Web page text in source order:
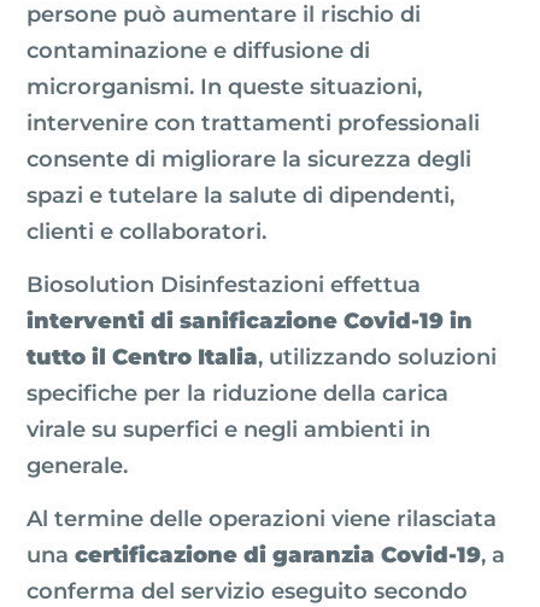
persone può aumentare il rischio di
contaminazione e diffusione di
microrganismi. In queste situazioni,
intervenire con trattamenti professionali
consente di migliorare la sicurezza degli
spazi e tutelare la salute di dipendenti,
clienti e collaboratori.
Biosolution Disinfestazioni effettua
interventi di sanificazione Covid-19 in
tutto il Centro Italia, utilizzando soluzioni
specifiche per la riduzione della carica
virale su superfici e negli ambienti in
generale.
Al termine delle operazioni viene rilasciata
unacertificazione di garanzia Covid-19, a
conferma del servizio eseguito secondo